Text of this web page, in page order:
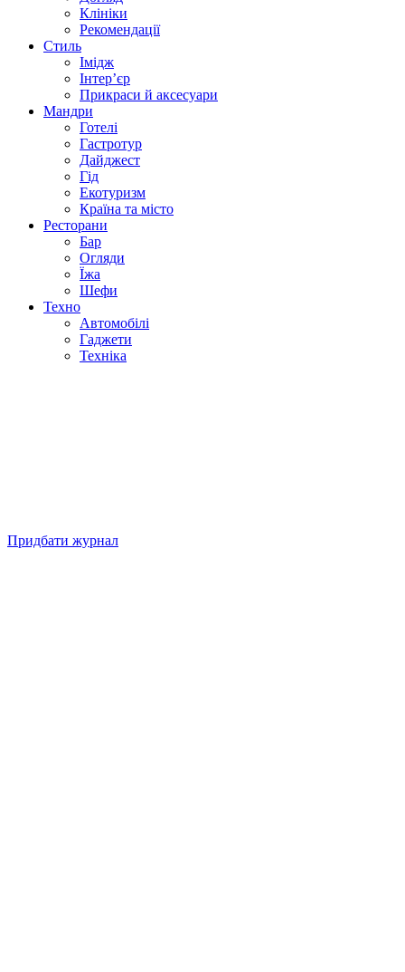
Клініки
Рекомендації
Стиль
Імідж
Інтер’єр
Прикраси й аксесуари
Мандри
Готелі
Гастротур
Дайджест
Гід
Екотуризм
Країна та місто
Ресторани
Бар
Огляди
Їжа
Шефи
Техно
Автомобілі
Гаджети
Техніка
Придбати журнал